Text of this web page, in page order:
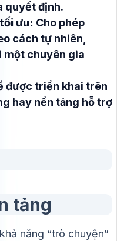
quyết định.
ưu: Cho phép
cách tự nhiên,
một chuyên gia
được triển khai trên
hay nền tảng hỗ trợ
tảng
năng “trò chuyện”